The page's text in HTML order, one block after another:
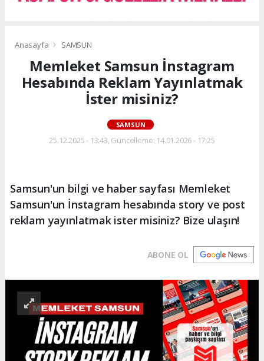
Anasayfa SAMSUN
Memleket Samsun İnstagram
Hesabında Reklam Yayınlatmak
İster misiniz?
SAMSUN
25.12.2025 - 13:43, Güncelleme: 14.01.2026 - 17:25
Samsun'un bilgi ve haber sayfası Memleket
Samsun'un İnstagram hesabında story ve post
reklam yayınlatmak ister misiniz? Bize ulaşın!
ABONE OL